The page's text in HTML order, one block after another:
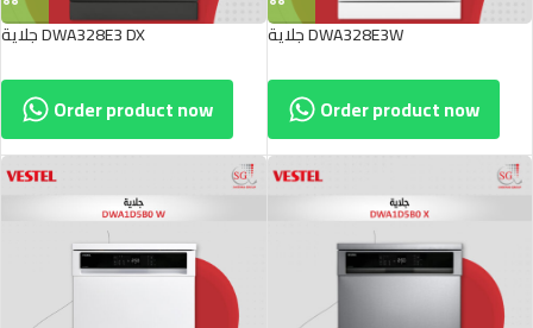
جلاية DWA328E3 DX
Order product now
جلاية DWA328E3W
Order product now